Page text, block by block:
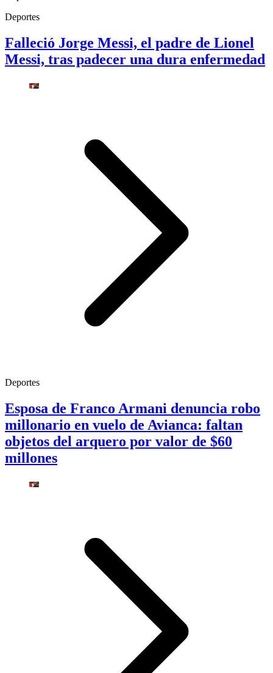
Deportes
Falleció Jorge Messi, el padre de Lionel
Messi, tras padecer una dura enfermedad
Deportes
Esposa de Franco Armani denuncia robo
millonario en vuelo de Avianca: faltan
objetos del arquero por valor de $60
millones